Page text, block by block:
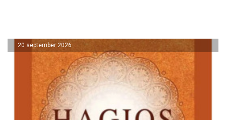
20 september 2026